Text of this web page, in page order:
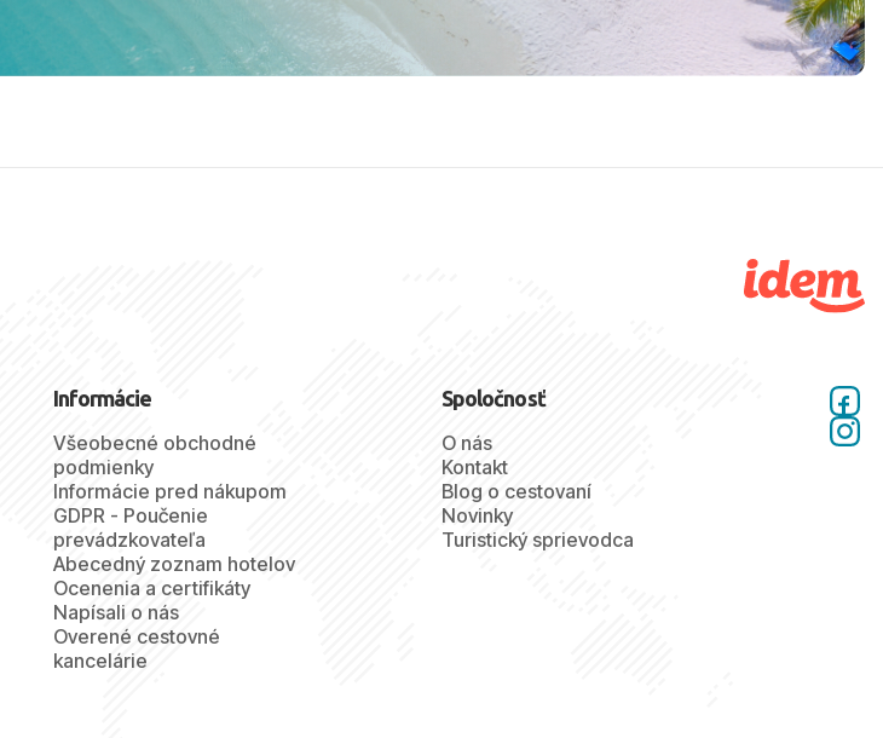
Informácie
Všeobecné obchodné
podmienky
Informácie pred nákupom
GDPR - Poučenie
prevádzkovateľa
Abecedný zoznam hotelov
Ocenenia a certifikáty
Napísali o nás
Overené cestovné
kancelárie
Spoločnosť
O nás
Kontakt
Blog o cestovaní
Novinky
Turistický sprievodca